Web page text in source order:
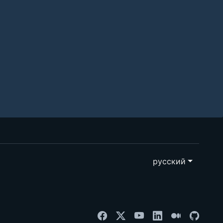
русский